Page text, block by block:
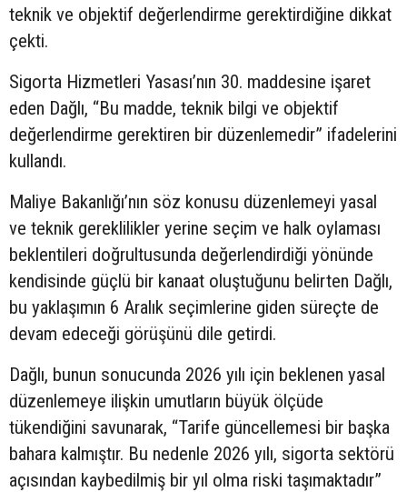
teknik ve objektif değerlendirme gerektirdiğine dikkat
çekti.
Sigorta Hizmetleri Yasası’nın 30. maddesine işaret
eden Dağlı, “Bu madde, teknik bilgi ve objektif
değerlendirme gerektiren bir düzenlemedir” ifadelerini
kullandı.
Maliye Bakanlığı’nın söz konusu düzenlemeyi yasal
ve teknik gereklilikler yerine seçim ve halk oylaması
beklentileri doğrultusunda değerlendirdiği yönünde
kendisinde güçlü bir kanaat oluştuğunu belirten Dağlı,
bu yaklaşımın 6 Aralık seçimlerine giden süreçte de
devam edeceği görüşünü dile getirdi.
Dağlı, bunun sonucunda 2026 yılı için beklenen yasal
düzenlemeye ilişkin umutların büyük ölçüde
tükendiğini savunarak, “Tarife güncellemesi bir başka
bahara kalmıştır. Bu nedenle 2026 yılı, sigorta sektörü
açısından kaybedilmiş bir yıl olma riski taşımaktadır”